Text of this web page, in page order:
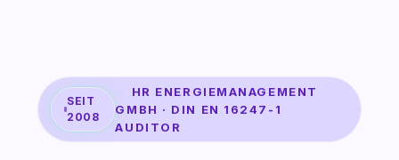
SEIT
2008
HR ENERGIEMANAGEMENT
GMBH · DIN EN 16247-1
AUDITOR